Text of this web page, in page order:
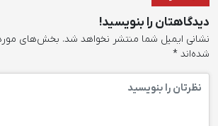
دیدگاهتان را بنویسید!
نشانی ایمیل شما منتشر نخواهد شد. بخش‌های
شده‌اند *